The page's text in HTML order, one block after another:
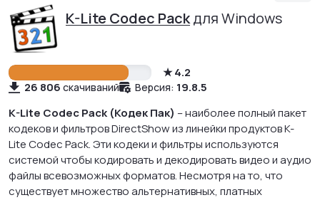
K-Lite Codec Packдля Windows
4.2
26 806 скачиваний Версия: 19.8.5
K-Lite Codec Pack (Кодек Пак) – наиболее полный пакет
кодеков и фильтров DirectShow из линейки продуктов K-
Lite Codec Pack. Эти кодеки и фильтры используются
системой чтобы кодировать и декодировать видео и аудио
файлы всевозможных форматов. Несмотря на то, что
существует множество альтернативных, платных